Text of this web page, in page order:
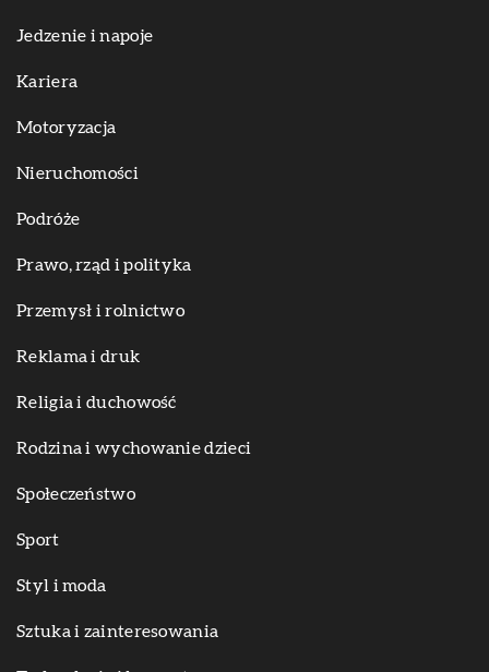
Jedzenie i napoje
Kariera
Motoryzacja
Nieruchomości
Podróże
Prawo, rząd i polityka
Przemysł i rolnictwo
Reklama i druk
Religia i duchowość
Rodzina i wychowanie dzieci
Społeczeństwo
Sport
Styl i moda
Sztuka i zainteresowania